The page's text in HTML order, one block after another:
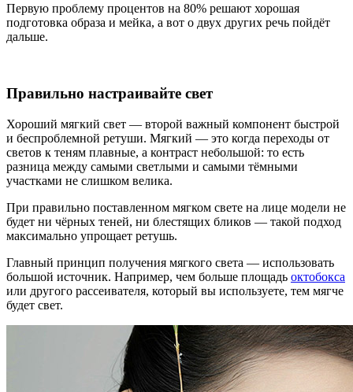
Первую проблему процентов на 80% решают хорошая
подготовка образа и мейка, а вот о двух других речь пойдёт
дальше.
Правильно настраивайте свет
Хороший мягкий свет — второй важный компонент быстрой
и беспроблемной ретуши. Мягкий — это когда переходы от
светов к теням плавные, а контраст небольшой: то есть
разница между самыми светлыми и самыми тёмными
участками не слишком велика.
При правильно поставленном мягком свете на лице модели не
будет ни чёрных теней, ни блестящих бликов — такой подход
максимально упрощает ретушь.
Главный принцип получения мягкого света — использовать
большой источник. Например, чем больше площадь октобокса
или другого рассеивателя, который вы используете, тем мягче
будет свет.